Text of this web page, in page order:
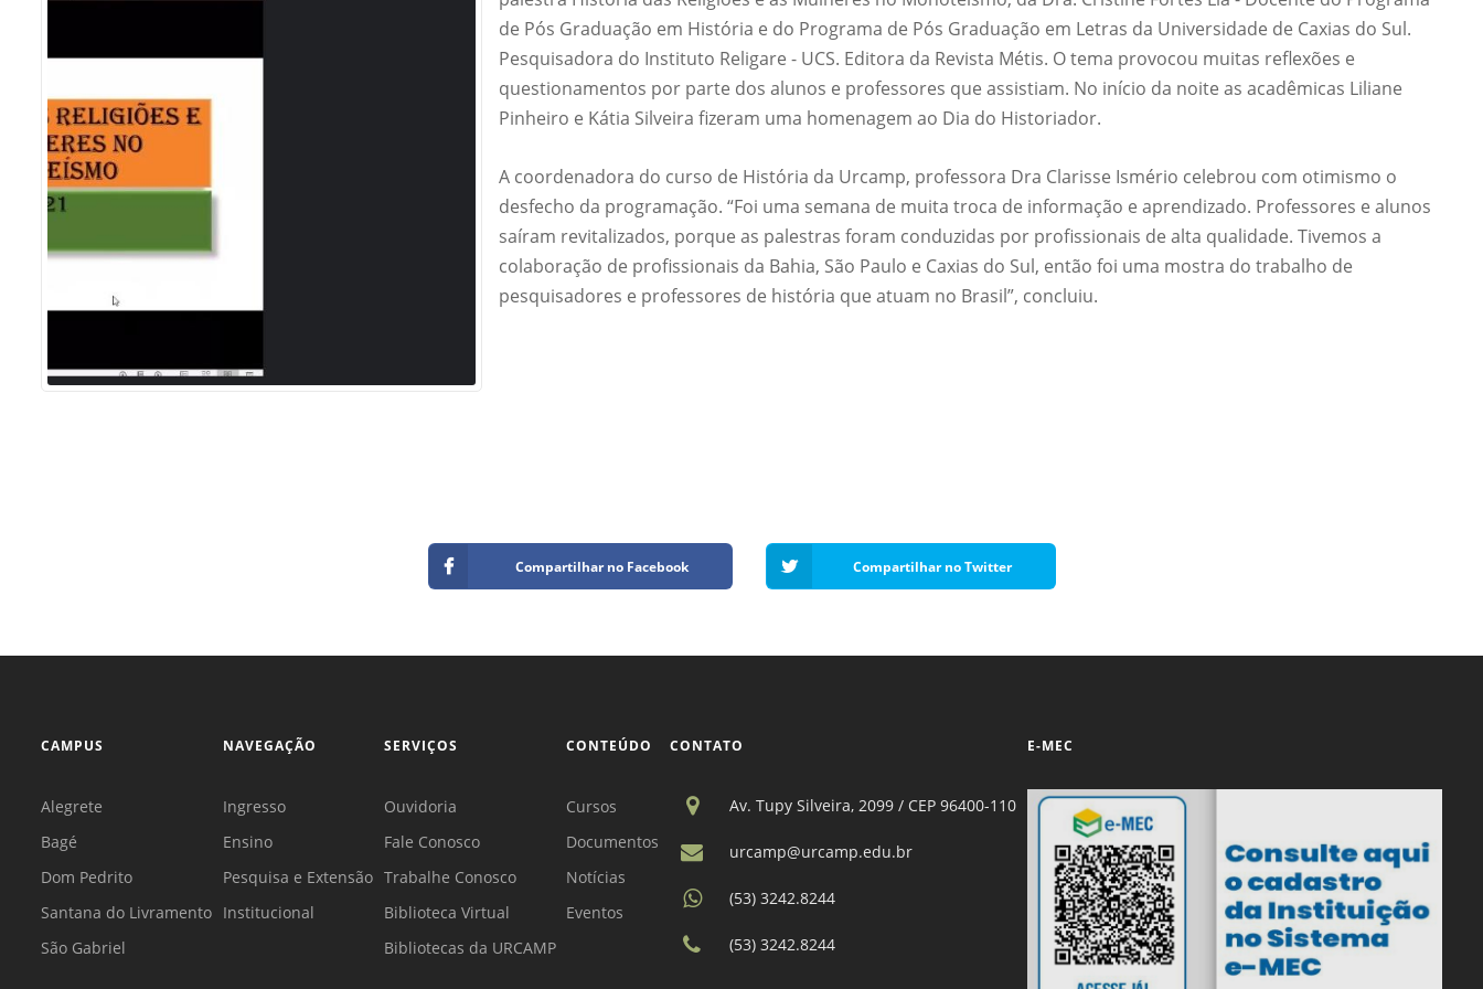
Prova de Proficiência
Manual de TCC
Estruturação de TCC
Manual de Segurança
- Laboratórios da
Saúde
Normas Laboratório
Normas Laboratório
Guia Acadêmico
Regimento
Institucional URCAMP
Sementes - INTEC
Laboratório de
Biotecnologia Vegetal -
Microbiologia de Alimentos
Laboratório de Materiais
NPJ (Núcleo de Prática
Alegrete
Vídeo Institucional Fazer
Urcamp Faz Bem
Institucional
Internacionalização
Trabalhe Conosco
FAT 2024
Ouvidoria
PDI - Plano de
Desenvolvimento
Institucional 2023-2027
de Pós Graduação em História e do Programa de Pós Graduação em Letras da Universidade de Caxias do Sul.
Pesquisadora do Instituto Religare - UCS. Editora da Revista Métis. O tema provocou muitas reflexões e
questionamentos por parte dos alunos e professores que assistiam. No início da noite as acadêmicas Liliane
Pinheiro e Kátia Silveira fizeram uma homenagem ao Dia do Historiador.
A coordenadora do curso de História da Urcamp, professora Dra Clarisse Ismério celebrou com otimismo o
desfecho da programação. “Foi uma semana de muita troca de informação e aprendizado. Professores e alunos
saíram revitalizados, porque as palestras foram conduzidas por profissionais de alta qualidade. Tivemos a
colaboração de profissionais da Bahia, São Paulo e Caxias do Sul, então foi uma mostra do trabalho de
pesquisadores e professores de história que atuam no Brasil”, concluiu.
Compartilhar no Facebook Compartilhar no Twitter
CAMPUS
Alegrete
Bagé
Dom Pedrito
Santana do Livramento
São Gabriel
NAVEGAÇÃO
Ingresso
Ensino
Pesquisa e Extensão
Institucional
SERVIÇOS
Ouvidoria
Fale Conosco
Trabalhe Conosco
Biblioteca Virtual
Bibliotecas da URCAMP
CONTEÚDO
Cursos
Documentos
Notícias
Eventos
CONTATO
Av. Tupy Silveira, 2099 / CEP 96400-110
urcamp@urcamp.edu.br
(53) 3242.8244
(53) 3242.8244
E-MEC